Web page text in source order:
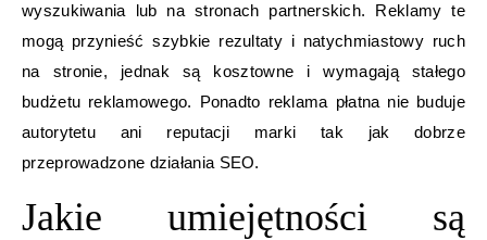
wyszukiwania lub na stronach partnerskich. Reklamy te
mogą przynieść szybkie rezultaty i natychmiastowy ruch
na stronie, jednak są kosztowne i wymagają stałego
budżetu reklamowego. Ponadto reklama płatna nie buduje
autorytetu ani reputacji marki tak jak dobrze
przeprowadzone działania SEO.
Jakie umiejętności są